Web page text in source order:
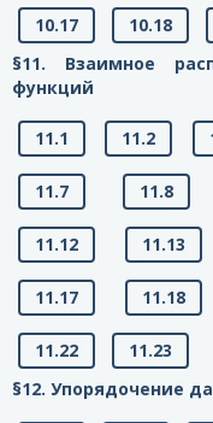
10.17 10.18
§11. Взаимное
функций
11.1 11.2
11.7 11.8
11.12 11.13
11.17 11.18
11.22
11.23
§12. Упорядочение